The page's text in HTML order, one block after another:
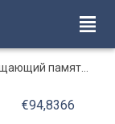
после травмы
€94,8366